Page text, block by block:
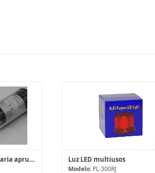
AQUA-1-124-BP Luminaria aprueba de polvo y agua Luz LED multiusos
Modelo: PL-300RJ